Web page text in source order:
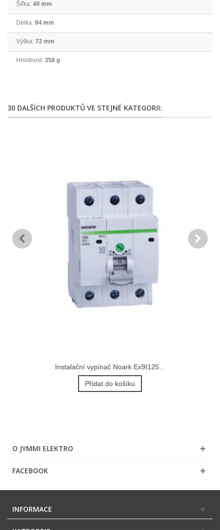
Šířka: 40 mm
Délka: 94 mm
Výška: 72 mm
Hmotnost: 358 g
30 DALŠÍCH PRODUKTŮ VE STEJNÉ KATEGORII:
Instalační vypínač Noark Ex9I125...
Přidat do košíku
O JYMMI ELEKTRO
FACEBOOK
INFORMACE